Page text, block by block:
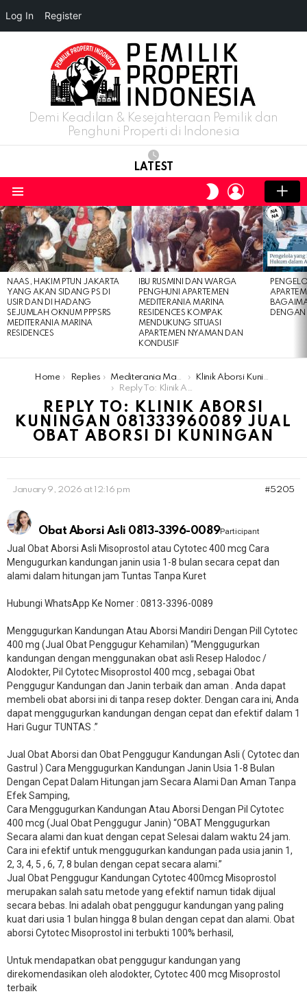
Demi Keadilan & Kesejahteraan Pemilik dan
Penghuni Properti di Indonesia
LATEST
SWITCH
SKIN
LOGIN
LATEST
STORIES
NAAS, HAKIM PTUN JAKARTA
YANG AKAN SIDANG PS DI
USIR DAN DI HADANG
SEJUMLAH OKNUM PPPSRS
MEDITERANIA MARINA
RESIDENCES
IBU RUSMINI DAN WARGA
PENGHUNI APARTEMEN
MEDITERANIA MARINA
RESIDENCES KOMPAK
MENDUKUNG SITUASI
APARTEMEN NYAMAN DAN
KONDUSIF
DENGAN
You are here:
Home Replies Mediterania Marina Residences
Klinik Aborsi Kuningan 081333960089 Jual Obat Aborsi Di Kuningan
Reply To: Klinik Aborsi Kuningan 081333960089 Jual Obat Aborsi Di Kuningan
REPLY TO: KLINIK ABORSI
KUNINGAN 081333960089 JUAL
OBAT ABORSI DI KUNINGAN
January 9, 2026 at 12:16 pm #5205
Obat Aborsi Asli 0813-3396-0089Participant
Jual Obat Aborsi Asli Misoprostol atau Cytotec 400 mcg Cara
Mengugurkan kandungan janin usia 1-8 bulan secara cepat dan
alami dalam hitungan jam Tuntas Tanpa Kuret
Hubungi WhatsApp Ke Nomer : 0813-3396-0089​
Menggugurkan Kandungan Atau Aborsi Mandiri Dengan Pill Cytotec
400 mg (Jual Obat Penggugur Kehamilan) “Menggugurkan
kandungan dengan menggunakan obat asli Resep Halodoc /
Alodokter, Pil Cytotec Misoprostol 400 mcg , sebagai Obat
Penggugur Kandungan dan Janin terbaik dan aman . Anda dapat
membeli obat aborsi ini di tanpa resep dokter. Dengan cara ini, Anda
dapat menggugurkan kandungan dengan cepat dan efektif dalam 1
Hari Gugur TUNTAS .”
Jual Obat Aborsi dan Obat Penggugur Kandungan Asli ( Cytotec dan
Gastrul ) Cara Menggugurkan Kandungan Janin Usia 1-8 Bulan
Dengan Cepat Dalam Hitungan jam Secara Alami Dan Aman Tanpa
Efek Samping,
Cara Menggugurkan Kandungan Atau Aborsi Dengan Pil Cytotec
400 mcg (Jual Obat Penggugur Janin) “OBAT Menggugurkan
Secara alami dan kuat dengan cepat Selesai dalam waktu 24 jam.
Cara ini efektif untuk menggugurkan kandungan pada usia janin 1,
2, 3, 4, 5 , 6, 7, 8 bulan dengan cepat secara alami.”
Jual Obat Penggugur Kandungan Cytotec 400mcg Misoprostol
merupakan salah satu metode yang efektif namun tidak dijual
secara bebas. Ini adalah obat penggugur kandungan yang paling
kuat dari usia 1 bulan hingga 8 bulan dengan cepat dan alami. Obat
aborsi Cytotec Misoprostol ini terbukti 100% berhasil,
Untuk mendapatkan obat penggugur kandungan yang
direkomendasikan oleh alodokter, Cytotec 400 mcg Misoprostol
terbaik
Log In Register